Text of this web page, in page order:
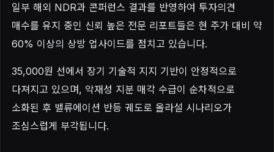
일부 해외 NDR과 콘퍼런스 결과를 반영하여 투자의견
매수를 유지 중인 신뢰 높은 전문 리포트들은 현 주가 대비 약
60% 이상의 상방 업사이드를 점치고 있습니다.
35,000원 선에서 장기 기술적 지지 기반이 안정적으로
다져지고 있으며, 악재성 지분 매각 수급이 순차적으로
소화된 후 밸류에이션 반등 궤도로 올라설 시나리오가
조심스럽게 부각됩니다.